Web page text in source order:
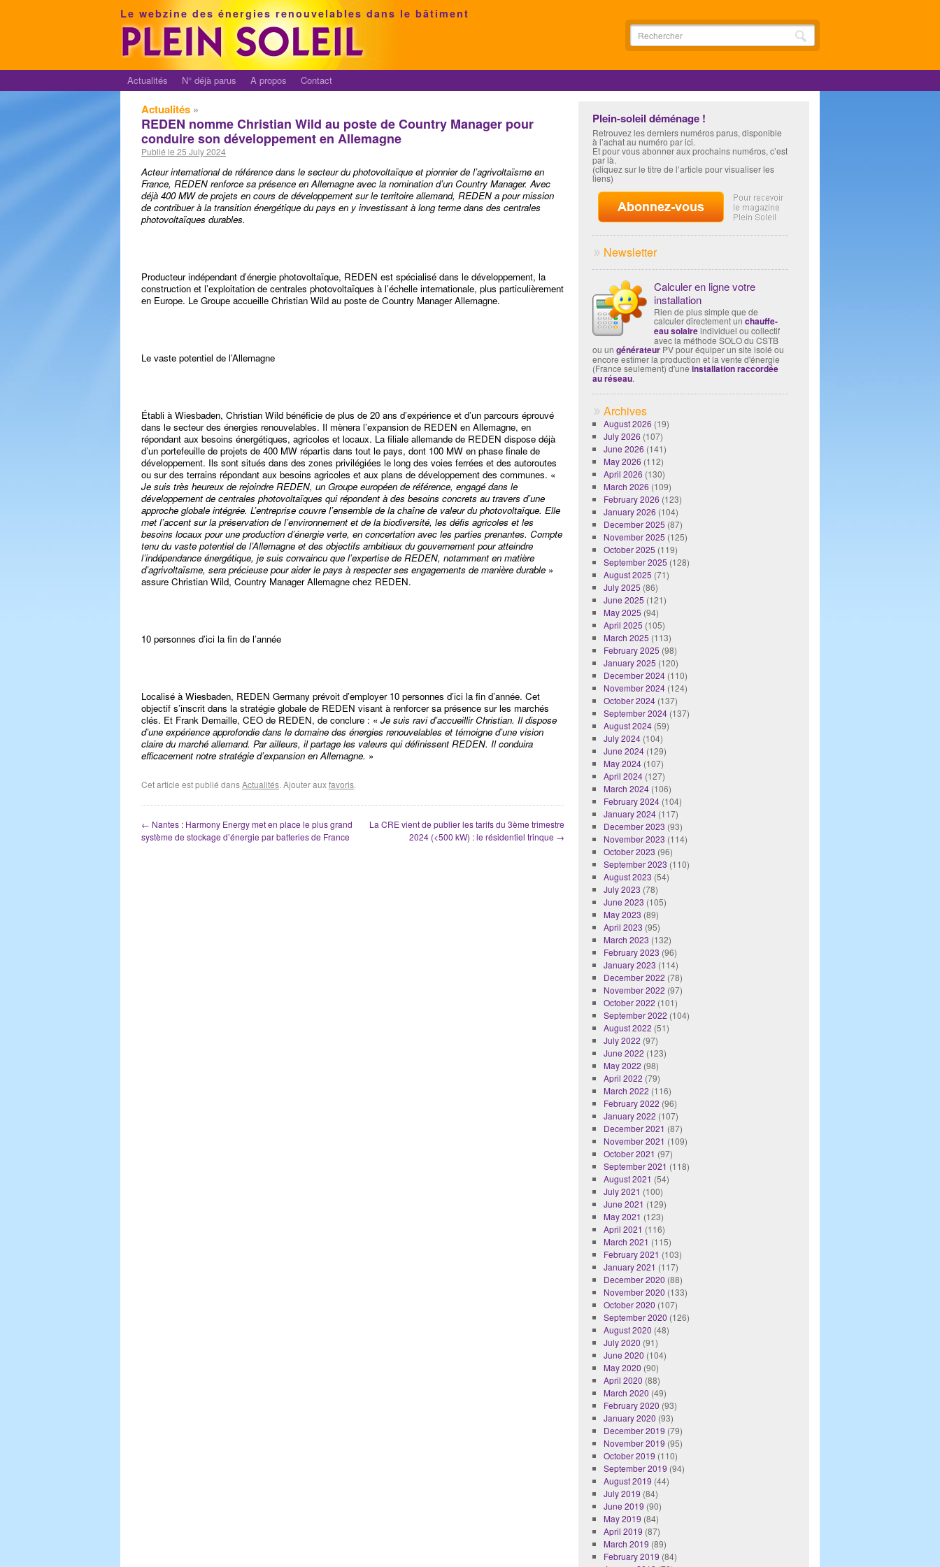
Le webzine des énergies renouvelables dans le bâtiment
Actualités N° déjà parus A propos Contact
Actualités »
REDEN nomme Christian Wild au poste de Country Manager pour
conduire son développement en Allemagne
Publié le 25 July 2024
Acteur international de référence dans le secteur du photovoltaïque et pionnier de l’agrivoltaïsme en
France, REDEN renforce sa présence en Allemagne avec la nomination d’un Country Manager. Avec
déjà 400 MW de projets en cours de développement sur le territoire allemand, REDEN a pour mission
de contribuer à la transition énergétique du pays en y investissant à long terme dans des centrales
photovoltaïques durables.
Producteur indépendant d’énergie photovoltaïque, REDEN est spécialisé dans le développement, la
construction et l’exploitation de centrales photovoltaïques à l’échelle internationale, plus particulièrement
en Europe. Le Groupe accueille Christian Wild au poste de Country Manager Allemagne.
Le vaste potentiel de l’Allemagne
Établi à Wiesbaden, Christian Wild bénéficie de plus de 20 ans d’expérience et d’un parcours éprouvé
dans le secteur des énergies renouvelables. Il mènera l’expansion de REDEN en Allemagne, en
répondant aux besoins énergétiques, agricoles et locaux. La filiale allemande de REDEN dispose déjà
d’un portefeuille de projets de 400 MW répartis dans tout le pays, dont 100 MW en phase finale de
développement. Ils sont situés dans des zones privilégiées le long des voies ferrées et des autoroutes
ou sur des terrains répondant aux besoins agricoles et aux plans de développement des communes. «
Je suis très heureux de rejoindre REDEN, un Groupe européen de référence, engagé dans le
développement de centrales photovoltaïques qui répondent à des besoins concrets au travers d’une
approche globale intégrée. L’entreprise couvre l’ensemble de la chaîne de valeur du photovoltaïque. Elle
met l’accent sur la préservation de l’environnement et de la biodiversité, les défis agricoles et les
besoins locaux pour une production d’énergie verte, en concertation avec les parties prenantes. Compte
tenu du vaste potentiel de l’Allemagne et des objectifs ambitieux du gouvernement pour atteindre
l’indépendance énergétique, je suis convaincu que l’expertise de REDEN, notamment en matière
d’agrivoltaïsme, sera précieuse pour aider le pays à respecter ses engagements de manière durable »
assure Christian Wild, Country Manager Allemagne chez REDEN.
10 personnes d’ici la fin de l’année
Localisé à Wiesbaden, REDEN Germany prévoit d’employer 10 personnes d’ici la fin d’année. Cet
objectif s’inscrit dans la stratégie globale de REDEN visant à renforcer sa présence sur les marchés
clés. Et Frank Demaille, CEO de REDEN, de conclure : « Je suis ravi d’accueillir Christian. Il dispose
d’une expérience approfondie dans le domaine des énergies renouvelables et témoigne d’une vision
claire du marché allemand. Par ailleurs, il partage les valeurs qui définissent REDEN. Il conduira
efficacement notre stratégie d’expansion en Allemagne. »
Cet article est publié dansActualités. Ajouter auxfavoris.
← Nantes : Harmony Energy met en place le plus grand
système de stockage d’énergie par batteries de France
La CRE vient de publier les tarifs du 3ème trimestre
2024 (<500 kW) : le résidentiel trinque →
Plein-soleil déménage !
Retrouvez les derniers numéros parus, disponible
à l’achat au numéro par ici.
Et pour vous abonner aux prochains numéros, c’est
par là.
(cliquez sur le titre de l’article pour visualiser les
liens)
Newsletter
Calculer en ligne votre
installation
Rien de plus simple que de
calculer directement un chauffe-
eau solaireindividuel ou collectif
avec la méthode SOLO du CSTB
ou un générateur PV pour équiper un site isolé ou
encore estimer la production et la vente d'énergie
(France seulement) d'une installation raccordée
au réseau.
Archives
August 2026 (19)
July 2026 (107)
June 2026 (141)
May 2026 (112)
April 2026 (130)
March 2026 (109)
February 2026 (123)
January 2026 (104)
December 2025 (87)
November 2025 (125)
October 2025 (119)
September 2025 (128)
August 2025 (71)
July 2025 (86)
June 2025 (121)
May 2025 (94)
April 2025 (105)
March 2025 (113)
February 2025 (98)
January 2025 (120)
December 2024(110)
November 2024(124)
October 2024(137)
September 2024(137)
August 2024(59)
July 2024(104)
June 2024(129)
May 2024(107)
April 2024(127)
March 2024(106)
February 2024(104)
January 2024(117)
December 2023 (93)
November 2023 (114)
October 2023 (96)
September 2023 (110)
August 2023 (54)
July 2023 (78)
June 2023 (105)
May 2023 (89)
April 2023 (95)
March 2023 (132)
February 2023 (96)
January 2023 (114)
December 2022 (78)
November 2022 (97)
October 2022 (101)
September 2022 (104)
August 2022 (51)
July 2022 (97)
June 2022 (123)
May 2022 (98)
April 2022 (79)
March 2022 (116)
February 2022 (96)
January 2022 (107)
December 2021 (87)
November 2021 (109)
October 2021 (97)
September 2021 (118)
August 2021 (54)
July 2021 (100)
June 2021 (129)
May 2021 (123)
April 2021 (116)
March 2021 (115)
February 2021 (103)
January 2021 (117)
December 2020 (88)
November 2020 (133)
October 2020 (107)
September 2020 (126)
August 2020 (48)
July 2020 (91)
June 2020 (104)
May 2020 (90)
April 2020 (88)
March 2020 (49)
February 2020 (93)
January 2020 (93)
December 2019 (79)
November 2019 (95)
October 2019 (110)
September 2019 (94)
August 2019 (44)
July 2019 (84)
June 2019 (90)
May 2019 (84)
April 2019 (87)
March 2019 (89)
February 2019 (84)